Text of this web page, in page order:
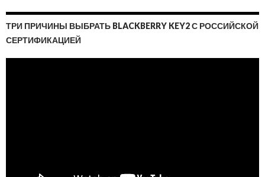
ТРИ ПРИЧИНЫ ВЫБРАТЬ BLACKBERRY KEY2 С РОССИЙСКОЙ
СЕРТИФИКАЦИЕЙ